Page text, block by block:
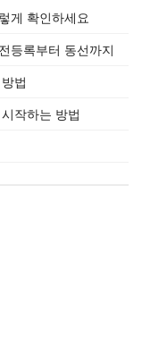
게 확인하세요
등록부터 동선까지
법
작하는 방법